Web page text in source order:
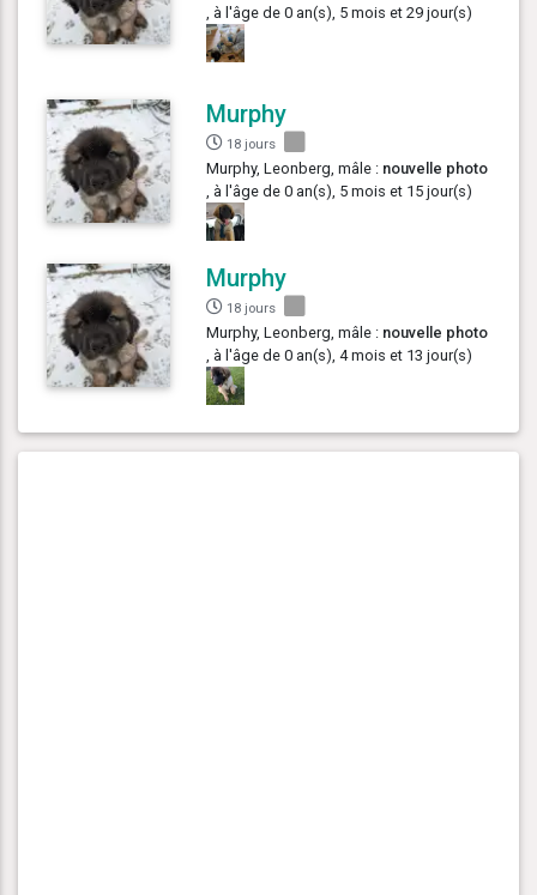
, à l'âge de 0 an(s), 5 mois et 29 jour(s)
Murphy
18 jours
Murphy, Leonberg, mâle : nouvelle photo
, à l'âge de 0 an(s), 5 mois et 15 jour(s)
Murphy
18 jours
Murphy, Leonberg, mâle : nouvelle photo
, à l'âge de 0 an(s), 4 mois et 13 jour(s)